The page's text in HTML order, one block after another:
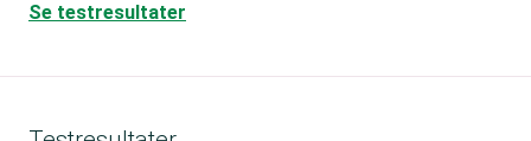
Se testresultater